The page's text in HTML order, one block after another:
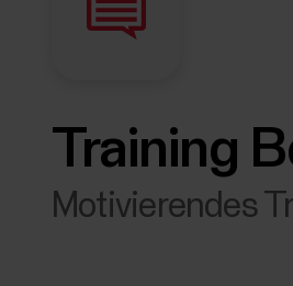
Training
Motivierendes